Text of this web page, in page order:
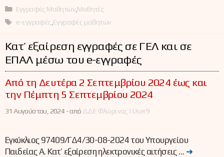
Κατηγορίες
Εγγραφές Μαθητών Μαθητές
Ετικέτες
e-εγγραφές Εγγραφές μαθητών
Κατ’ εξαίρεση εγγραφές σε ΓΕΛ και σε
ΕΠΑΛ μέσω του e-εγγραφές
Από τη Δευτέρα 2 Σεπτεμβρίου 2024 έως και
την Πέμπτη 5 Σεπτεμβρίου 2024
31 Αυγούστου, 2024 -από ΔΔΕ Φλώρινας | User9
Εγκύκλιος 97409/ΓΔ4/30-08-2024 του Υπουργείου
Παιδείας Α. Κατ’ εξαίρεση ηλεκτρονικές αιτήσεις … ➜